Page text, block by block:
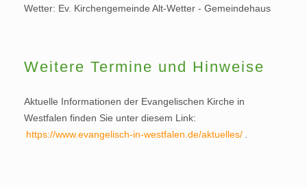
Wetter: Ev. Kirchengemeinde Alt-Wetter - Gemeindehaus
Weitere Termine und Hinweise
Aktuelle Informationen der Evangelischen Kirche in
Westfalen finden Sie unter diesem Link:
https://www.evangelisch-in-westfalen.de/aktuelles/